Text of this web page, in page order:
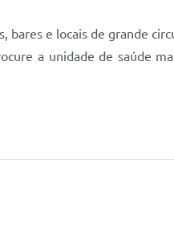
bares e locais de grande
a unidade de saúde